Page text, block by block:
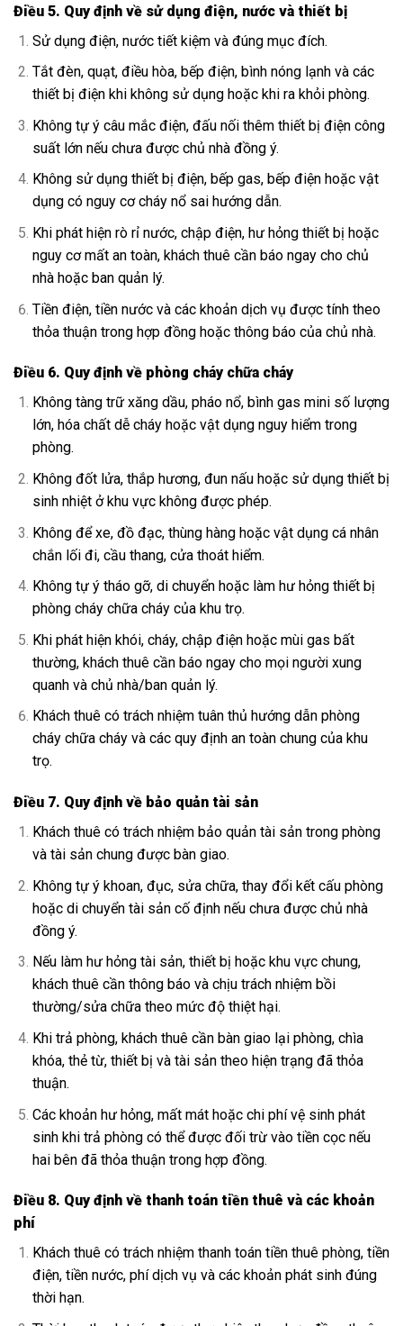
Điều 5. Quy định về sử dụng điện, nước và thiết bị
Sử dụng điện, nước tiết kiệm và đúng mục đích.
Tắt đèn, quạt, điều hòa, bếp điện, bình nóng lạnh và các
thiết bị điện khi không sử dụng hoặc khi ra khỏi phòng.
Không tự ý câu mắc điện, đấu nối thêm thiết bị điện công
suất lớn nếu chưa được chủ nhà đồng ý.
Không sử dụng thiết bị điện, bếp gas, bếp điện hoặc vật
dụng có nguy cơ cháy nổ sai hướng dẫn.
Khi phát hiện rò rỉ nước, chập điện, hư hỏng thiết bị hoặc
nguy cơ mất an toàn, khách thuê cần báo ngay cho chủ
nhà hoặc ban quản lý.
Tiền điện, tiền nước và các khoản dịch vụ được tính theo
thỏa thuận trong hợp đồng hoặc thông báo của chủ nhà.
Điều 6. Quy định về phòng cháy chữa cháy
Không tàng trữ xăng dầu, pháo nổ, bình gas mini số lượng
lớn, hóa chất dễ cháy hoặc vật dụng nguy hiểm trong
phòng.
Không đốt lửa, thắp hương, đun nấu hoặc sử dụng thiết bị
sinh nhiệt ở khu vực không được phép.
Không để xe, đồ đạc, thùng hàng hoặc vật dụng cá nhân
chắn lối đi, cầu thang, cửa thoát hiểm.
Không tự ý tháo gỡ, di chuyển hoặc làm hư hỏng thiết bị
phòng cháy chữa cháy của khu trọ.
Khi phát hiện khói, cháy, chập điện hoặc mùi gas bất
thường, khách thuê cần báo ngay cho mọi người xung
quanh và chủ nhà/ban quản lý.
Khách thuê có trách nhiệm tuân thủ hướng dẫn phòng
cháy chữa cháy và các quy định an toàn chung của khu
trọ.
Điều 7. Quy định về bảo quản tài sản
Khách thuê có trách nhiệm bảo quản tài sản trong phòng
và tài sản chung được bàn giao.
Không tự ý khoan, đục, sửa chữa, thay đổi kết cấu phòng
hoặc di chuyển tài sản cố định nếu chưa được chủ nhà
đồng ý.
Nếu làm hư hỏng tài sản, thiết bị hoặc khu vực chung,
khách thuê cần thông báo và chịu trách nhiệm bồi
thường/sửa chữa theo mức độ thiệt hại.
Khi trả phòng, khách thuê cần bàn giao lại phòng, chìa
khóa, thẻ từ, thiết bị và tài sản theo hiện trạng đã thỏa
thuận.
Các khoản hư hỏng, mất mát hoặc chi phí vệ sinh phát
sinh khi trả phòng có thể được đối trừ vào tiền cọc nếu
hai bên đã thỏa thuận trong hợp đồng.
Điều 8. Quy định về thanh toán tiền thuê và các khoản
phí
Khách thuê có trách nhiệm thanh toán tiền thuê phòng, tiền
điện, tiền nước, phí dịch vụ và các khoản phát sinh đúng
thời hạn.